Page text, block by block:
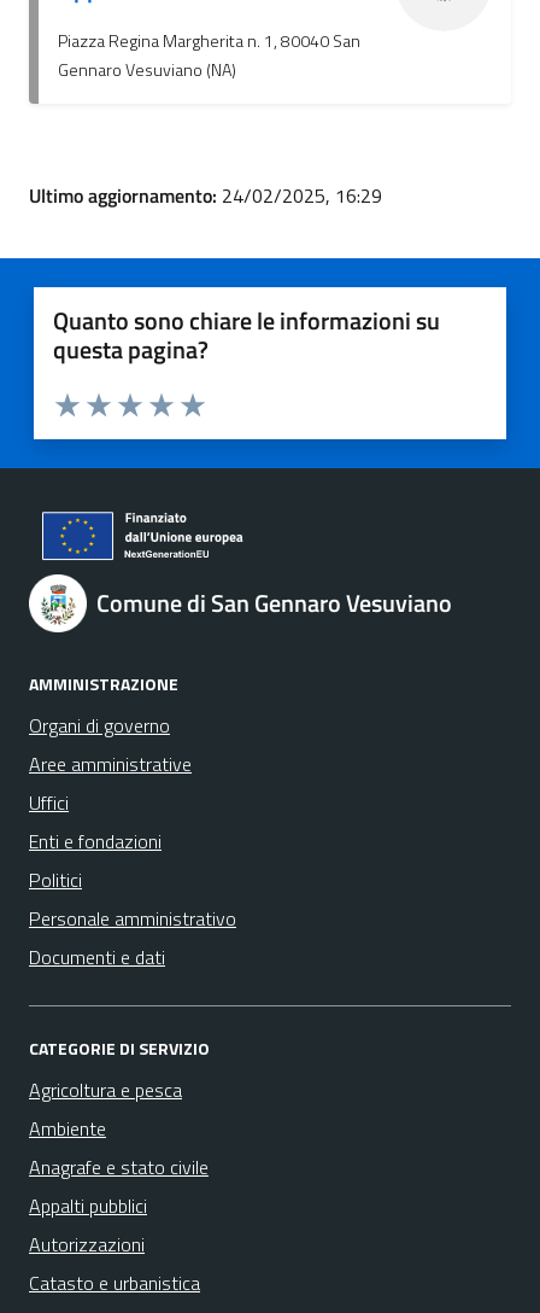
Piazza Regina Margherita n. 1, 80040 San
Gennaro Vesuviano (NA)
Ultimo aggiornamento: 24/02/2025, 16:29
Quanto sono chiare le informazioni su
questa pagina?
Valuta 5 stelle su 5
Valuta 4 stelle su 5
Valuta 3 stelle su 5
Valuta 2 stelle su 5
Valuta 1 stelle su 5
Comune di San Gennaro Vesuviano
AMMINISTRAZIONE
Organi di governo
Aree amministrative
Uffici
Enti e fondazioni
Politici
Personale amministrativo
Documenti e dati
CATEGORIE DI SERVIZIO
Agricoltura e pesca
Ambiente
Anagrafe e stato civile
Appalti pubblici
Autorizzazioni
Catasto e urbanistica